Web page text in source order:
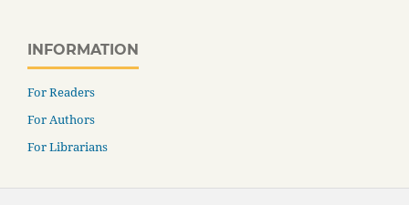
INFORMATION
For Readers
For Authors
For Librarians